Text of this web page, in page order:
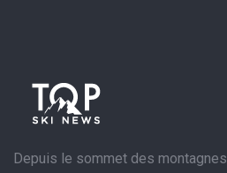
Depuis le sommet des montagnes